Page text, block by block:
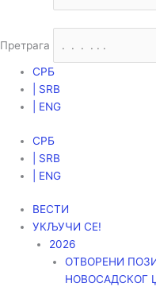
Претрага
СРБ
| SRB
| ENG
СРБ
| SRB
| ENG
ВЕСТИ
УКЉУЧИ СЕ!
2026
ОТВОРЕНИ
НОВОСАДСКОГ